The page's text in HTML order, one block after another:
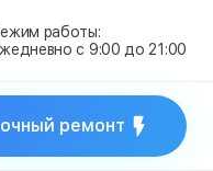
работы:
с 9:00 до 21:00
ремонт